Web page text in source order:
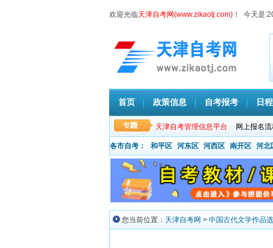
欢迎光临天津自考网(www.zikaotj.com) ！ 今天是:
首页 政策信息 自考报考 日
天津自考管理信息平台 网上报名流
各市自考： 和平区 河东区 河西区 南开区 河北
您当前位置： 天津自考网 > 中国古代文学作品选